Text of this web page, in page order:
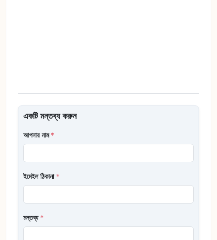
একটি মন্তব্য করুন
আপনার নাম*
ইমেইল ঠিকানা*
মন্তব্য*